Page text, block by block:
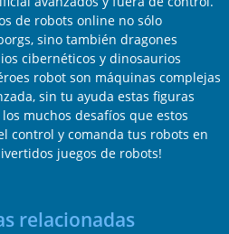
de robots online no sólo
sino también dragones
cibernéticos y dinosaurios
robot son máquinas complejas
sin tu ayuda estas figuras
muchos desafíos que estos
control y comanda tus robots en
juegos de robots!
relacionadas